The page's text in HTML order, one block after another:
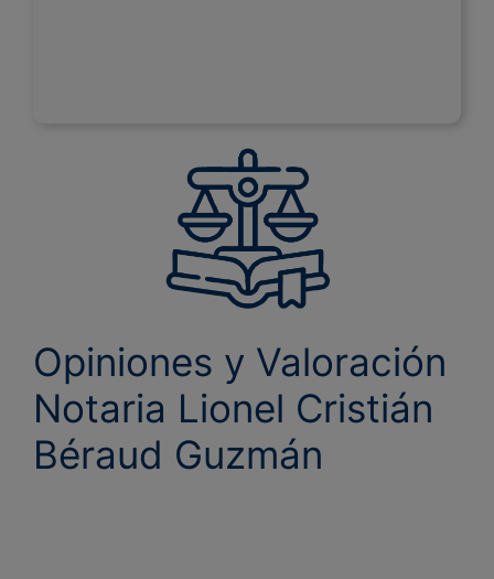
Opiniones y Valoración
Notaria Lionel Cristián
Béraud Guzmán